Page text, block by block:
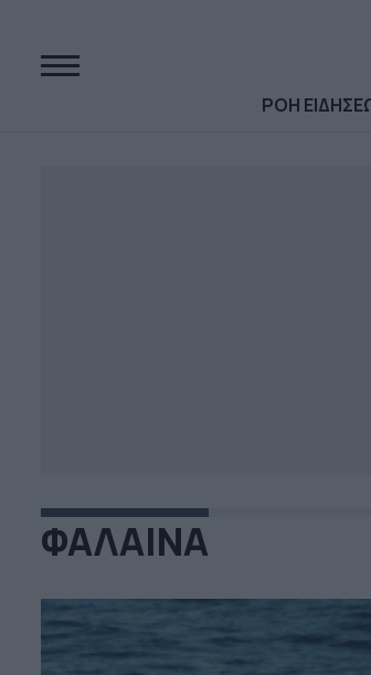
ΡΟΗ
ΦΑΛΑΙΝΑ